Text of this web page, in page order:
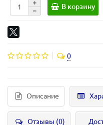
В корзину
0
Описание
Отзывы (0)